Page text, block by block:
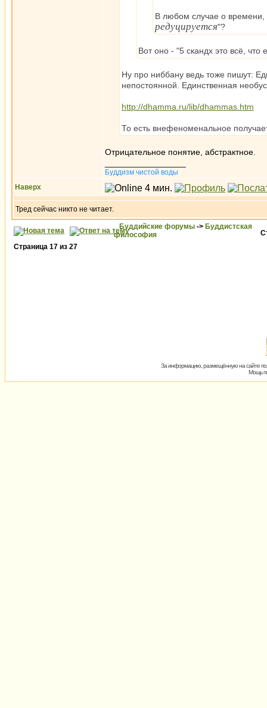
В любом случае о времени,
редуцируется"?
Вот оно - "5 скандх это всё, что
Ну про ниббану ведь тоже пишут:
непостоянной. Единственная
http://dhamma.ru/lib/dhammas.htm
То есть внефеноменальное
Отрицательное понятие, абстрактное.
Буддизм чистой воды
Наверх
Тред сейчас никто не читает.
Буддийские форумы -> Буддистская
философия
Страница 17 из 27
За информацию, размещённую на сайте
Мощь